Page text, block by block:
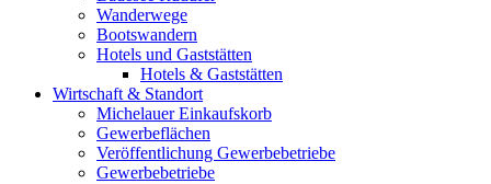
Wanderwege
Bootswandern
Hotels und Gaststätten
Hotels & Gaststätten
Wirtschaft & Standort
Michelauer Einkaufskorb
Gewerbeflächen
Veröffentlichung Gewerbebetriebe
Gewerbebetriebe